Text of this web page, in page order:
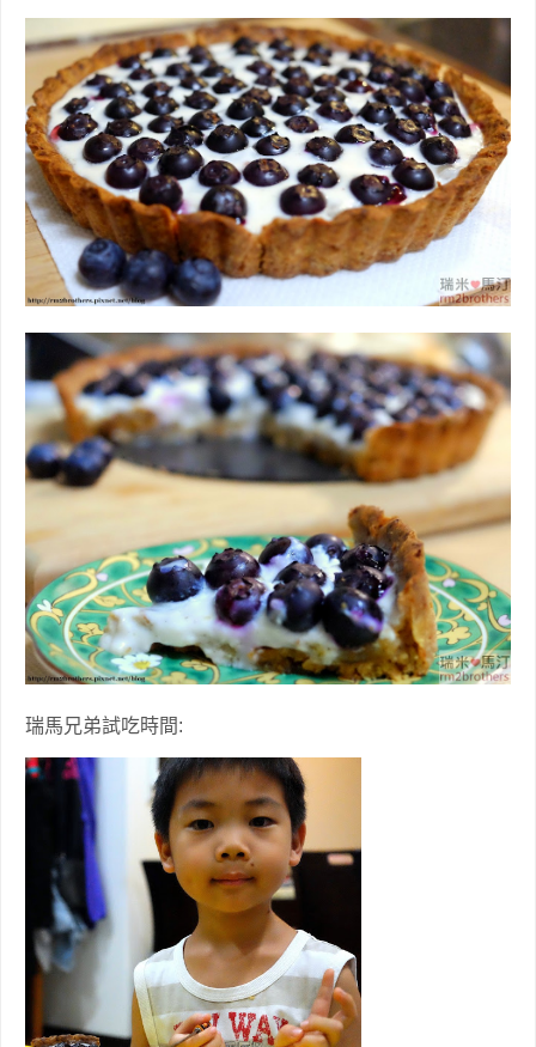
瑞馬兄弟試吃時間: